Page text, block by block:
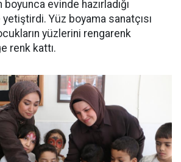
boyunca evinde hazırladığı
Yüz boyama sanatçısı
yüzlerini rengarenk
renk kattı.